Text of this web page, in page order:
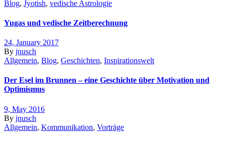
Blog, Jyotish, vedische Astrologie
Yugas und vedische Zeitberechnung
24, January 2017
By jnusch
Allgemein, Blog, Geschichten, Inspirationswelt
Der Esel im Brunnen – eine Geschichte über Motivation und
Optimismus
9, May 2016
By jnusch
Allgemein, Kommunikation, Vorträge